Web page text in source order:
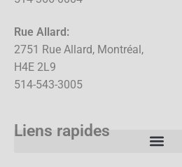
Rue Allard:
2751 Rue Allard, Montréal,
H4E 2L9
514-543-3005
Liens rapides